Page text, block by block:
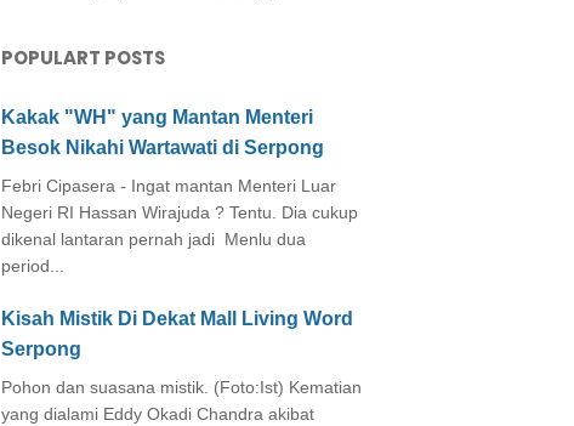
POPULART POSTS
Kakak "WH" yang Mantan Menteri
Besok Nikahi Wartawati di Serpong
Febri Cipasera - Ingat mantan Menteri Luar
Negeri RI Hassan Wirajuda ? Tentu. Dia cukup
dikenal lantaran pernah jadi Menlu dua
period...
Kisah Mistik Di Dekat Mall Living Word
Serpong
Pohon dan suasana mistik. (Foto:Ist) Kematian
yang dialami Eddy Okadi Chandra akibat